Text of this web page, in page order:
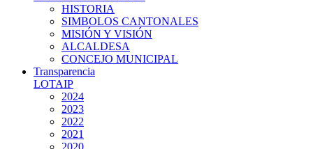
HISTORIA
SIMBOLOS CANTONALES
MISIÓN Y VISIÓN
ALCALDESA
CONCEJO MUNICIPAL
Transparencia
LOTAIP
2024
2023
2022
2021
2020